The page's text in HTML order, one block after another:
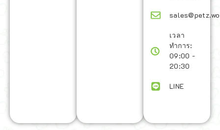
เวลา
ทำการ:
09:00 -
20:30
LINE